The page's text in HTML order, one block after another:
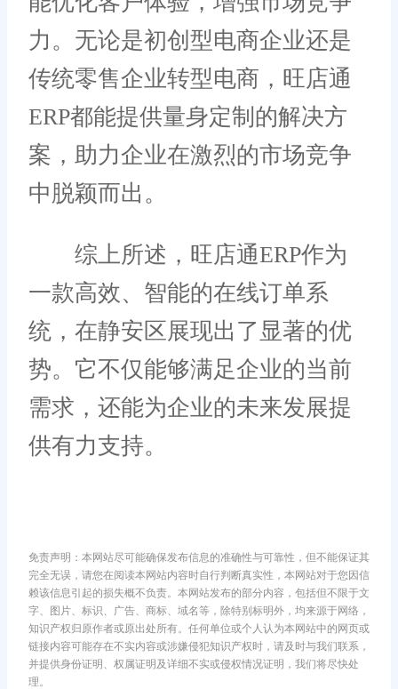
力。无论是初创型电商企业还是
传统零售企业转型电商，旺店通
ERP都能提供量身定制的解决方
案，助力企业在激烈的市场竞争
中脱颖而出。
综上所述，旺店通ERP作为
一款高效、智能的在线订单系
统，在静安区展现出了显著的优
势。它不仅能够满足企业的当前
需求，还能为企业的未来发展提
供有力支持。
免责声明：本网站尽可能确保发布信息的准确性与可靠性，但不能保证其
完全无误，请您在阅读本网站内容时自行判断真实性，本网站对于您因信
赖该信息引起的损失概不负责。本网站发布的部分内容，包括但不限于文
字、图片、标识、广告、商标、域名等，除特别标明外，均来源于网络，
知识产权归原作者或原出处所有。任何单位或个人认为本网站中的网页或
链接内容可能存在不实内容或涉嫌侵犯知识产权时，请及时与我们联系，
并提供身份证明、权属证明及详细不实或侵权情况证明，我们将尽快处
理。